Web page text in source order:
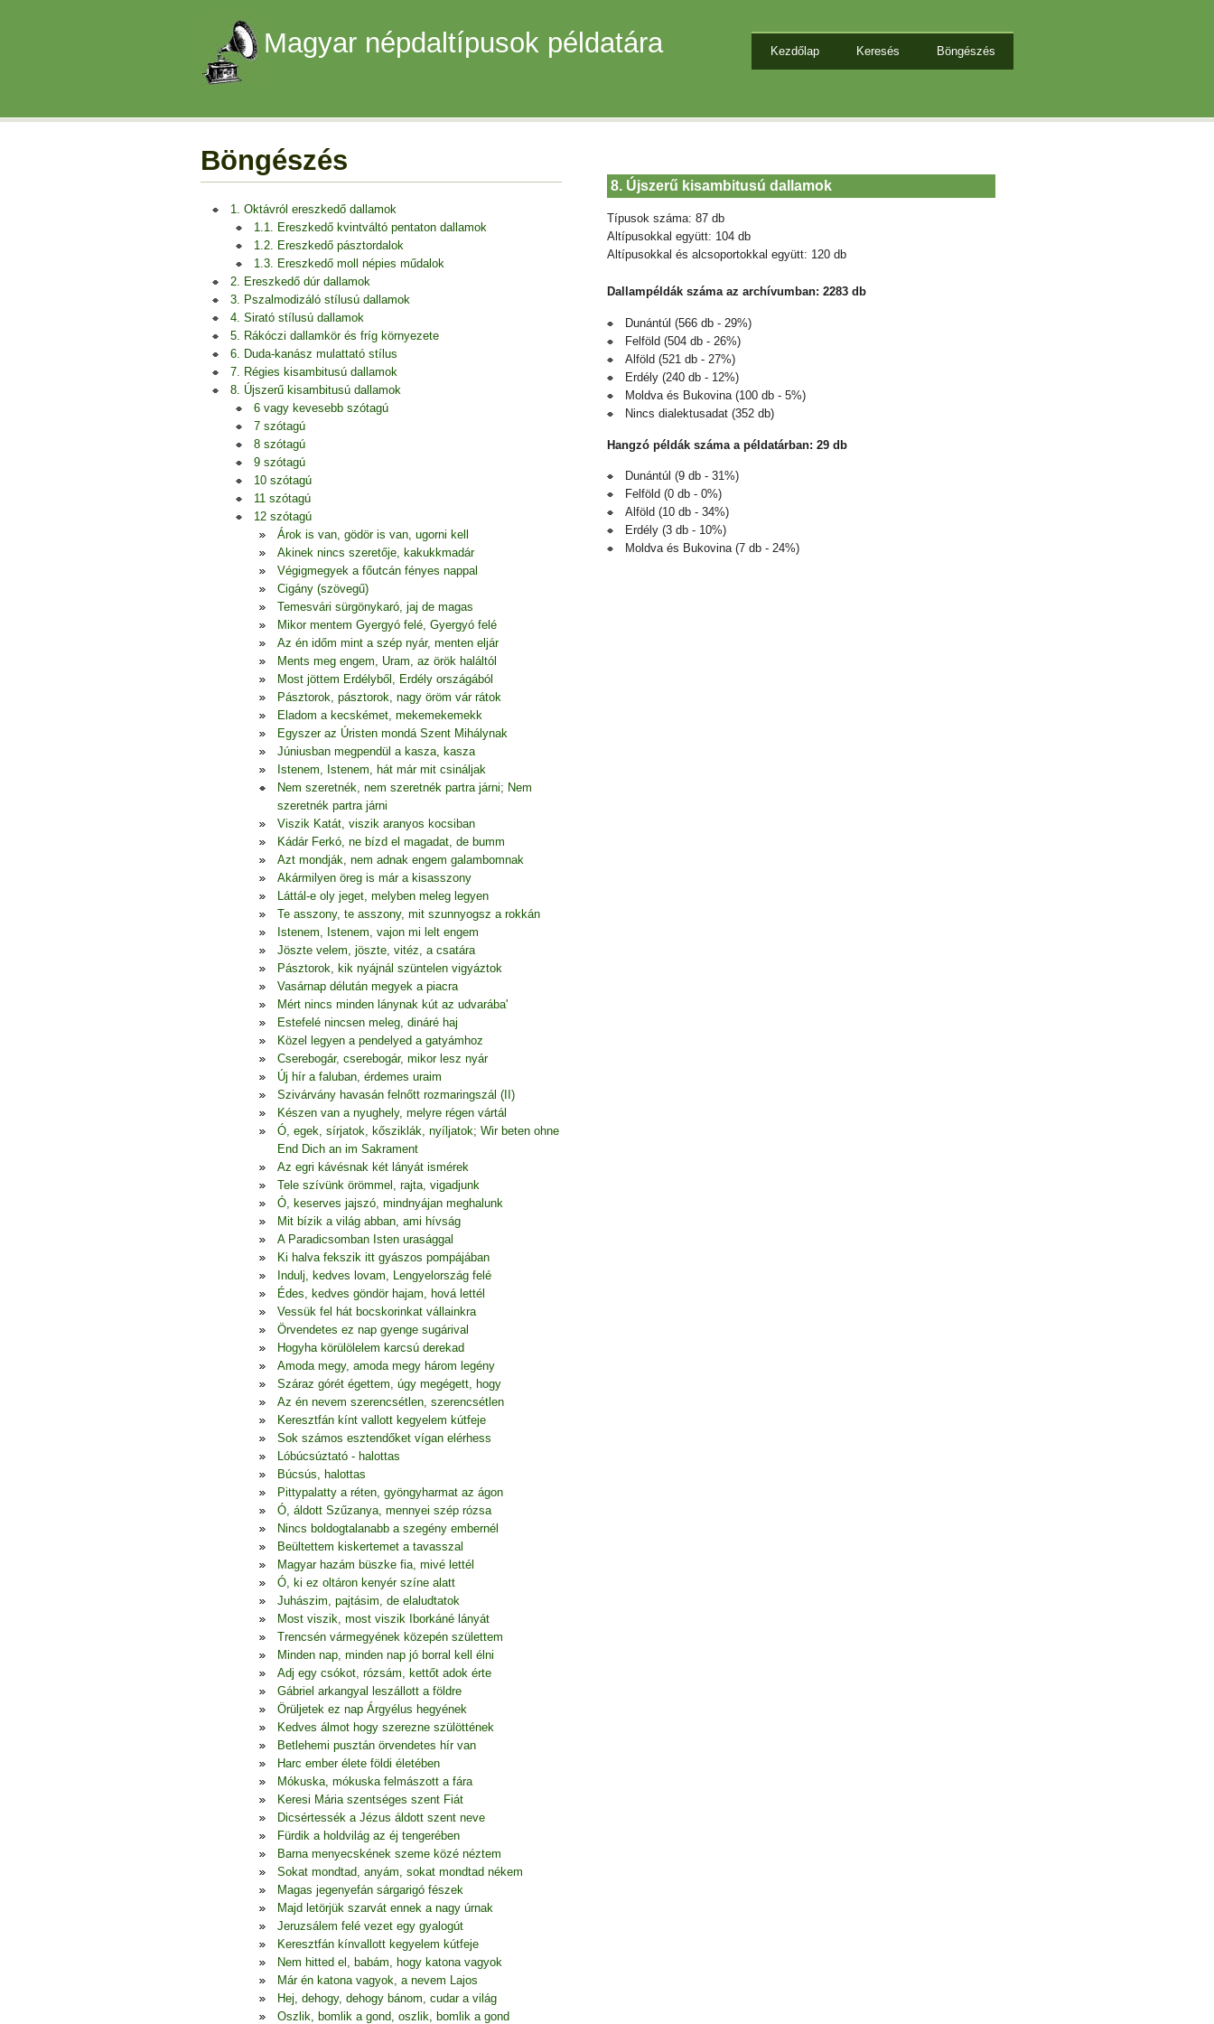
Magyar népdaltípusok példatára Kezdőlap Keresés Böngészés
Böngészés
1. Oktávról ereszkedő dallamok
1.1. Ereszkedő kvintváltó pentaton dallamok
1.2. Ereszkedő pásztordalok
1.3. Ereszkedő moll népies műdalok
2. Ereszkedő dúr dallamok
3. Pszalmodizáló stílusú dallamok
4. Sirató stílusú dallamok
5. Rákóczi dallamkör és fríg környezete
6. Duda-kanász mulattató stílus
7. Régies kisambitusú dallamok
8. Újszerű kisambitusú dallamok
6 vagy kevesebb szótagú
7 szótagú
8 szótagú
9 szótagú
10 szótagú
11 szótagú
12 szótagú
Árok is van, gödör is van, ugorni kell
Akinek nincs szeretője, kakukkmadár
Végigmegyek a főutcán fényes nappal
Cigány (szövegű)
Temesvári sürgönykaró, jaj de magas
Mikor mentem Gyergyó felé, Gyergyó felé
Az én időm mint a szép nyár, menten eljár
Ments meg engem, Uram, az örök haláltól
Most jöttem Erdélyből, Erdély országából
Pásztorok, pásztorok, nagy öröm vár rátok
Eladom a kecskémet, mekemekemekk
Egyszer az Úristen mondá Szent Mihálynak
Júniusban megpendül a kasza, kasza
Istenem, Istenem, hát már mit csináljak
Nem szeretnék, nem szeretnék partra járni; Nem
szeretnék partra járni
Viszik Katát, viszik aranyos kocsiban
Kádár Ferkó, ne bízd el magadat, de bumm
Azt mondják, nem adnak engem galambomnak
Akármilyen öreg is már a kisasszony
Láttál-e oly jeget, melyben meleg legyen
Te asszony, te asszony, mit szunnyogsz a rokkán
Istenem, Istenem, vajon mi lelt engem
Jöszte velem, jöszte, vitéz, a csatára
Pásztorok, kik nyájnál szüntelen vigyáztok
Vasárnap délután megyek a piacra
Mért nincs minden lánynak kút az udvarába'
Estefelé nincsen meleg, dináré haj
Közel legyen a pendelyed a gatyámhoz
Cserebogár, cserebogár, mikor lesz nyár
Új hír a faluban, érdemes uraim
Szivárvány havasán felnőtt rozmaringszál (II)
Készen van a nyughely, melyre régen vártál
Ó, egek, sírjatok, kősziklák, nyíljatok; Wir beten ohne
End Dich an im Sakrament
Az egri kávésnak két lányát ismérek
Tele szívünk örömmel, rajta, vigadjunk
Ó, keserves jajszó, mindnyájan meghalunk
Mit bízik a világ abban, ami hívság
A Paradicsomban Isten urasággal
Ki halva fekszik itt gyászos pompájában
Indulj, kedves lovam, Lengyelország felé
Édes, kedves göndör hajam, hová lettél
Vessük fel hát bocskorinkat vállainkra
Örvendetes ez nap gyenge sugárival
Hogyha körülölelem karcsú derekad
Amoda megy, amoda megy három legény
Száraz górét égettem, úgy megégett, hogy
Az én nevem szerencsétlen, szerencsétlen
Keresztfán kínt vallott kegyelem kútfeje
Sok számos esztendőket vígan elérhess
Lóbúcsúztató - halottas
Búcsús, halottas
Pittypalatty a réten, gyöngyharmat az ágon
Ó, áldott Szűzanya, mennyei szép rózsa
Nincs boldogtalanabb a szegény embernél
Beültettem kiskertemet a tavasszal
Magyar hazám büszke fia, mivé lettél
Ó, ki ez oltáron kenyér színe alatt
Juhászim, pajtásim, de elaludtatok
Most viszik, most viszik Iborkáné lányát
Trencsén vármegyének közepén születtem
Minden nap, minden nap jó borral kell élni
Adj egy csókot, rózsám, kettőt adok érte
Gábriel arkangyal leszállott a földre
Örüljetek ez nap Árgyélus hegyének
Kedves álmot hogy szerezne szülöttének
Betlehemi pusztán örvendetes hír van
Harc ember élete földi életében
Mókuska, mókuska felmászott a fára
Keresi Mária szentséges szent Fiát
Dicsértessék a Jézus áldott szent neve
Fürdik a holdvilág az éj tengerében
Barna menyecskének szeme közé néztem
Sokat mondtad, anyám, sokat mondtad nékem
Magas jegenyefán sárgarigó fészek
Majd letörjük szarvát ennek a nagy úrnak
Jeruzsálem felé vezet egy gyalogút
Keresztfán kínvallott kegyelem kútfeje
Nem hitted el, babám, hogy katona vagyok
Már én katona vagyok, a nevem Lajos
Hej, dehogy, dehogy bánom, cudar a világ
Oszlik, bomlik a gond, oszlik, bomlik a gond
8. Újszerű kisambitusú dallamok
Típusok száma: 87 db
Altípusokkal együtt: 104 db
Altípusokkal és alcsoportokkal együtt: 120 db
Dallampéldák száma az archívumban: 2283 db
Dunántúl (566 db - 29%)
Felföld (504 db - 26%)
Alföld (521 db - 27%)
Erdély (240 db - 12%)
Moldva és Bukovina (100 db - 5%)
Nincs dialektusadat (352 db)
Hangzó példák száma a példatárban: 29 db
Dunántúl (9 db - 31%)
Felföld (0 db - 0%)
Alföld (10 db - 34%)
Erdély (3 db - 10%)
Moldva és Bukovina (7 db - 24%)